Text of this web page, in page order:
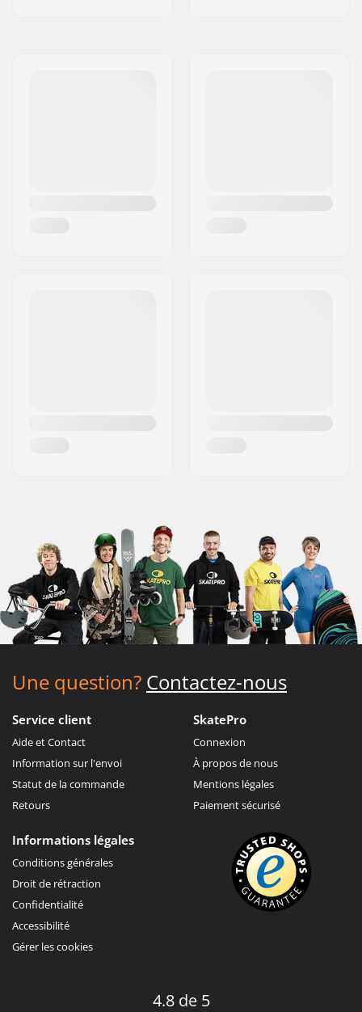
Une question? Contactez-nous
Service client
Aide et Contact
Information sur l'envoi
Statut de la commande
Retours
SkatePro
Connexion
À propos de nous
Mentions légales
Paiement sécurisé
Informations légales
Conditions générales
Droit de rétraction
Confidentialité
Accessibilité
Gérer les cookies
4.8 de 5